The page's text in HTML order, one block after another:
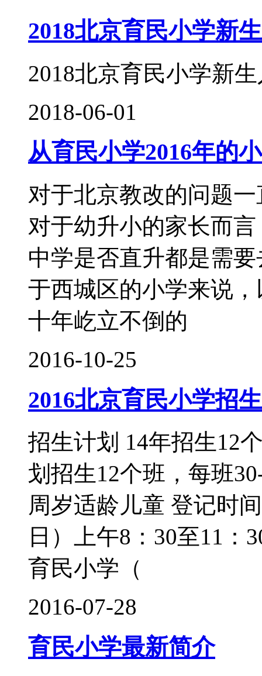
2018北京育民小学新
2018北京育民小学新
2018-06-01
从育民小学2016年的
对于北京教改的问题
对于幼升小的家长而
中学是否直升都是需
于西城区的小学来说
十年屹立不倒的
2016-10-25
2016北京育民小学招
招生计划 14年招生12
划招生12个班，每班
周岁适龄儿童 登记时
日）上午8：30至11：
育民小学（
2016-07-28
育民小学最新简介